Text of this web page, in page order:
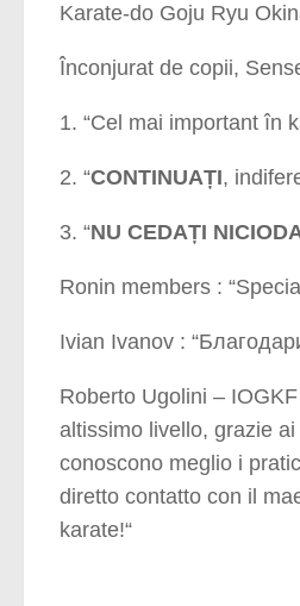
Karate-do Goju Ryu
Înconjurat de copii,
1. “Cel mai important în
2. “CONTINUAȚI,
3. “NU CEDAȚI
Ronin members :
Ivian Ivanov : “
Roberto Ugolini –
altissimo livello, grazie
conoscono meglio i
diretto contatto con il
karate!“